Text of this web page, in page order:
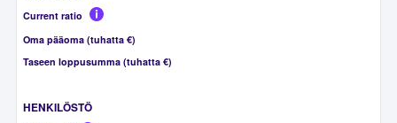
Current ratio
Oma pääoma (tuhatta €)
Taseen loppusumma (tuhatta €)
HENKILÖSTÖ